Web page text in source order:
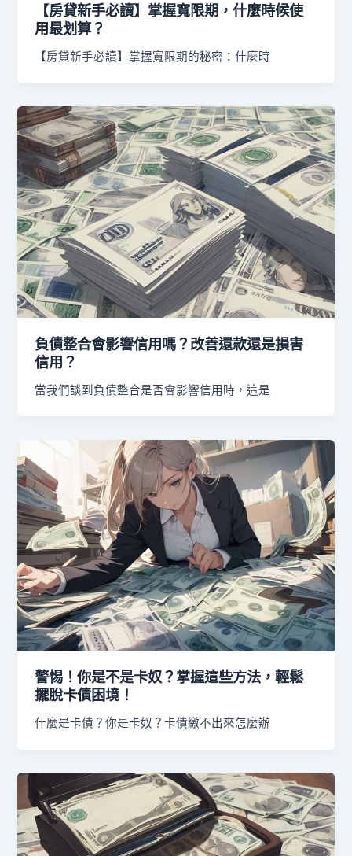
【房貸新手必讀】掌握寬限期，什麼時候使
用最划算？
【房貸新手必讀】掌握寬限期的秘密：什麼時
負債整合會影響信用嗎？改善還款還是損害
信用？
當我們談到負債整合是否會影響信用時，這是
警惕！你是不是卡奴？掌握這些方法，輕鬆
擺脫卡債困境！
什麼是卡債？你是卡奴？卡債繳不出來怎麼辦